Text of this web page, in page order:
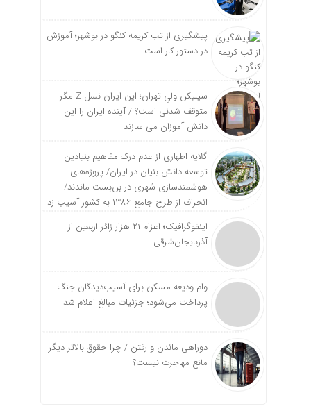
پیشگیری از تب کریمه کنگو در بوشهر؛ آموزش
در دستور کار است
سیلیکن ولیِ تهران؛ این ایران نسل Z مگر
متوقف شدنی است؟ / آینده ایران را این
دانش آموزان می سازند
گلایه اطهاری از عدم درک مفاهیم بنیادین
توسعه دانش بنیان در ایران/ پروژه‌های
هوشمندسازی شهری در بن‌بست ماندند/
انحراف از طرح جامع ۱۳۸۶ به کشور آسیب زد
اینفوگرافیک؛ اعزام ۲۱ هزار زائر اربعین از
آذربایجان‌شرقی
وام ودیعه مسکن برای آسیب‌دیدگان جنگ
پرداخت می‌شود؛ جزئیات مبالغ اعلام شد
دوراهی ماندن و رفتن / چرا حقوق بالاتر دیگر
مانع مهاجرت نیست؟